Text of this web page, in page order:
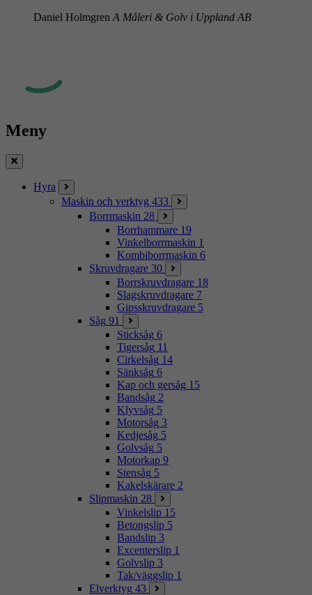
Daniel Holmgren A Måleri & Golv i Uppland AB
Meny
Stäng
Hyra
Maskin och verktyg 433
Borrmaskin 28
Borrhammare 19
Vinkelborrmaskin 1
Kombiborrmaskin 6
Skruvdragare 30
Borrskruvdragare 18
Slagskruvdragare 7
Gipsskruvdragare 5
Såg 91
Sticksåg 6
Tigersåg 11
Cirkelsåg 14
Sänksåg 6
Kap och gersåg 15
Bandsåg 2
Klyvsåg 5
Motorsåg 3
Kedjesåg 5
Golvsåg 5
Motorkap 9
Stensåg 5
Kakelskärare 2
Slipmaskin 28
Vinkelslip 15
Betongslip 5
Bandslip 3
Excenterslip 1
Golvslip 3
Tak/väggslip 1
Elverktyg 43